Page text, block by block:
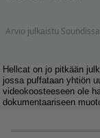
Arvio julkaistu
Hellcat on jo pitkään
jossa puffataan yhtiön
videokoosteeseen ole
dokumentaariseen